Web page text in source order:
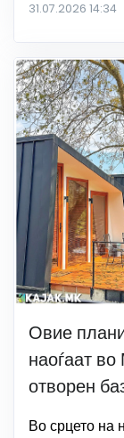
31.07.2026 14:34
Овие
наоѓаат
отворен
Во срцето на